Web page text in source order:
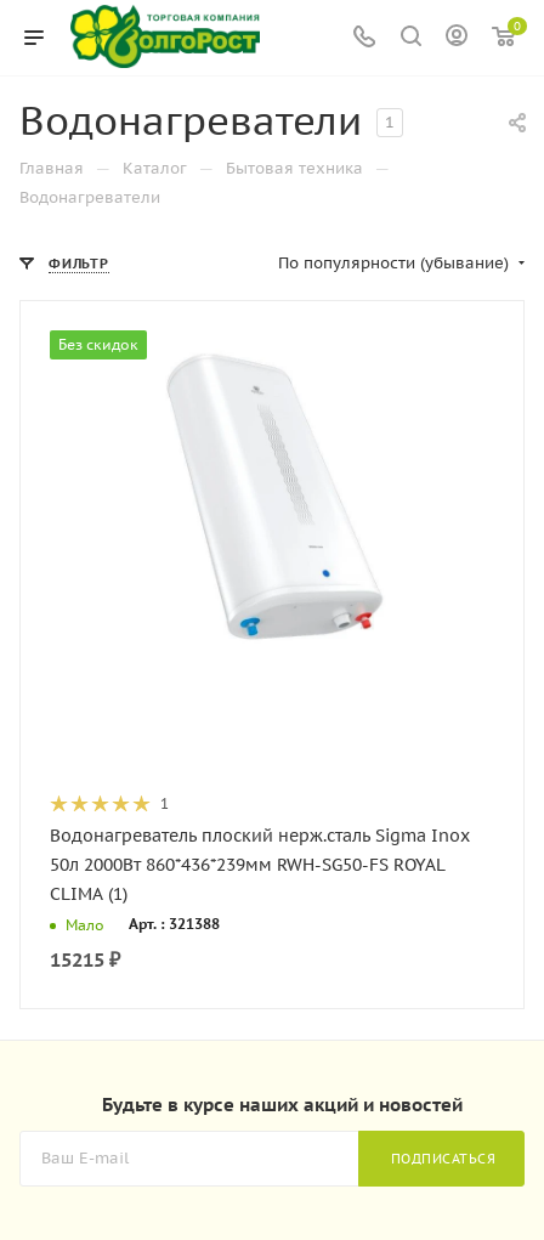
0
Водонагреватели 1
Главная — Каталог — Бытовая техника —
Водонагреватели
ФИЛЬТР По популярности (убывание)
Без скидок
1
Водонагреватель плоский нерж.сталь Sigma Inox
50л 2000Вт 860*436*239мм RWH-SG50-FS ROYAL
CLIMA (1)
Мало Арт. : 321388
15215 ₽
Будьте в курсе наших акций и новостей
ПОДПИСАТЬСЯ